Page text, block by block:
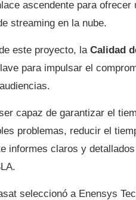
ascendente para ofrecer
streaming en la nube.
este proyecto, la Calidad
para impulsar el
capaz de garantizar el
problemas, reducir el
informes claros y
seleccionó a Enensys